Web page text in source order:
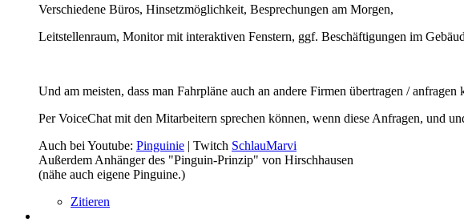
Verschiedene Büros, Hinsetzmöglichkeit, Besprechungen am Morgen,
Leitstellenraum, Monitor mit interaktiven Fenstern, ggf. Beschäftigungen im
Und am meisten, dass man Fahrpläne auch an andere Firmen übertragen / anfragen
Per VoiceChat mit den Mitarbeitern sprechen können, wenn diese Anfragen, und
Auch bei Youtube: Pinguinie | Twitch SchlauMarvi
Außerdem Anhänger des "Pinguin-Prinzip" von Hirschhausen
(nähe auch eigene Pinguine.)
Zitieren